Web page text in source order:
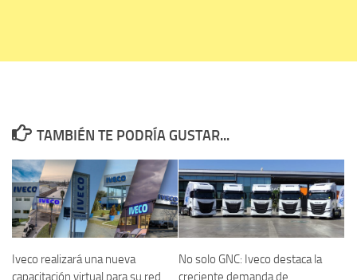
TAMBIÉN TE PODRÍA GUSTAR...
Iveco realizará una nueva
capacitación virtual para su red
No solo GNC: Iveco destaca la
creciente demanda de